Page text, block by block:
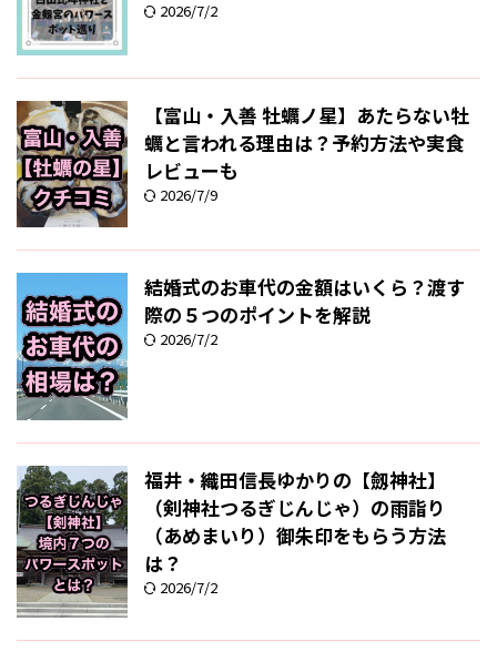
2026/7/2
【富山・入善 牡蠣ノ星】あたらない牡
蠣と言われる理由は？予約方法や実食
レビューも
2026/7/9
結婚式のお車代の金額はいくら？渡す
際の５つのポイントを解説
2026/7/2
福井・織田信長ゆかりの【劔神社】
（剣神社つるぎじんじゃ）の雨詣り
（あめまいり）御朱印をもらう方法
は？
2026/7/2